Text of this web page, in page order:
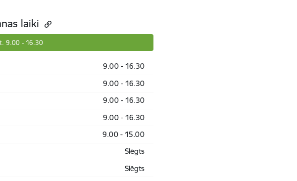
laiki
9.00 - 16.30
9.00 - 16.30
9.00 - 16.30
9.00 - 16.30
9.00 - 16.30
9.00 - 15.00
Slēgts
Slēgts